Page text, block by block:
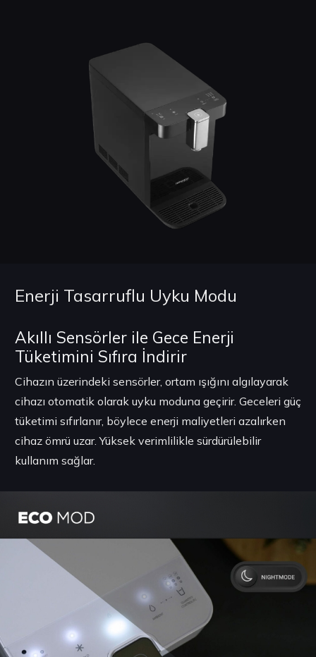
Enerji Tasarruflu Uyku Modu
Akıllı Sensörler ile Gece Enerji
Tüketimini Sıfıra İndirir
Cihazın üzerindeki sensörler, ortam ışığını algılayarak
cihazı otomatik olarak uyku moduna geçirir. Geceleri güç
tüketimi sıfırlanır, böylece enerji maliyetleri azalırken
cihaz ömrü uzar. Yüksek verimlilikle sürdürülebilir
kullanım sağlar.